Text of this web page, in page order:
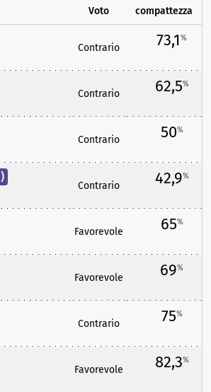
Voto
compattezza
Contrario 73,1%
Contrario 62,5%
Contrario 50%
Contrario 42,9%
Favorevole 65%
Favorevole 69%
Contrario 75%
Favorevole 82,3%